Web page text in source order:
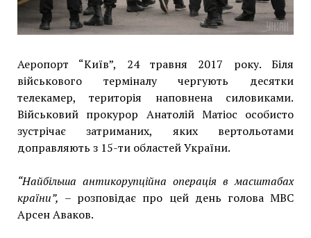
Аеропорт “Київ”, 24 травня 2017 року. Біля
військового терміналу чергують десятки
телекамер, територія наповнена силовиками.
Військовий прокурор Анатолій Матіос особисто
зустрічає затриманих, яких вертольотами
доправляють з 15-ти областей України.
“Найбільша антикорупційна операція в масштабах
країни”, – розповідає про цей день голова МВС
Арсен Аваков.